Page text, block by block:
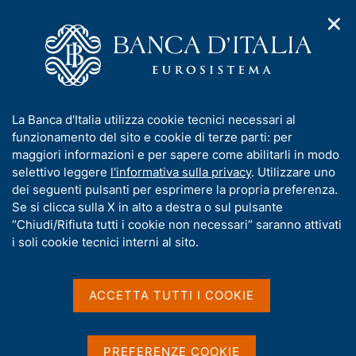
n
u
d
i
n
a
v
i
g
a
o
m
g
e
e
l
s
t
Compiti
Assistance
Operazioni di mercato aperto /
Operazioni di rifinanziamento non convenzionali
Operazioni di
rifinanziamento non
convenzionali
Condividi
✕
I
n
f
o
r
m
a
t
La Banca d'Italia utilizza cookie tecnici necessari al
funzionamento del sito e cookie di terze parti: per
maggiori informazioni e per sapere come abilitarli in modo
selettivo leggere l'informativa sulla privacy. Utilizzare uno
dei seguenti pulsanti per esprimere la propria preferenza.
Se si clicca sulla X in alto a destra o sul pulsante
“Chiudi/Rifiuta tutti i cookie non necessari” saranno attivati
i soli cookie tecnici interni al sito.
ACCETTA TUTTI I COOKIE
PREFERENZE COOKIE